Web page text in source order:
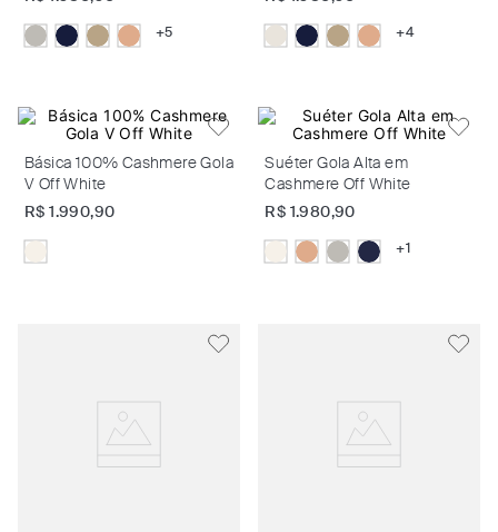
+5 +4
Básica 100% Cashmere Gola
V Off White
R$ 1 .990,90
Suéter Gola Alta em
Cashmere Off White
R$ 1.980,90
+1